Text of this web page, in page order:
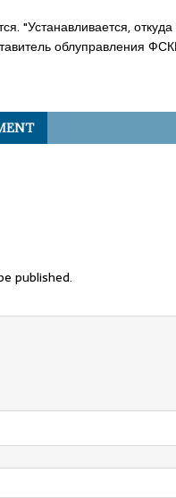
"Устанавливается,
облуправления
published.